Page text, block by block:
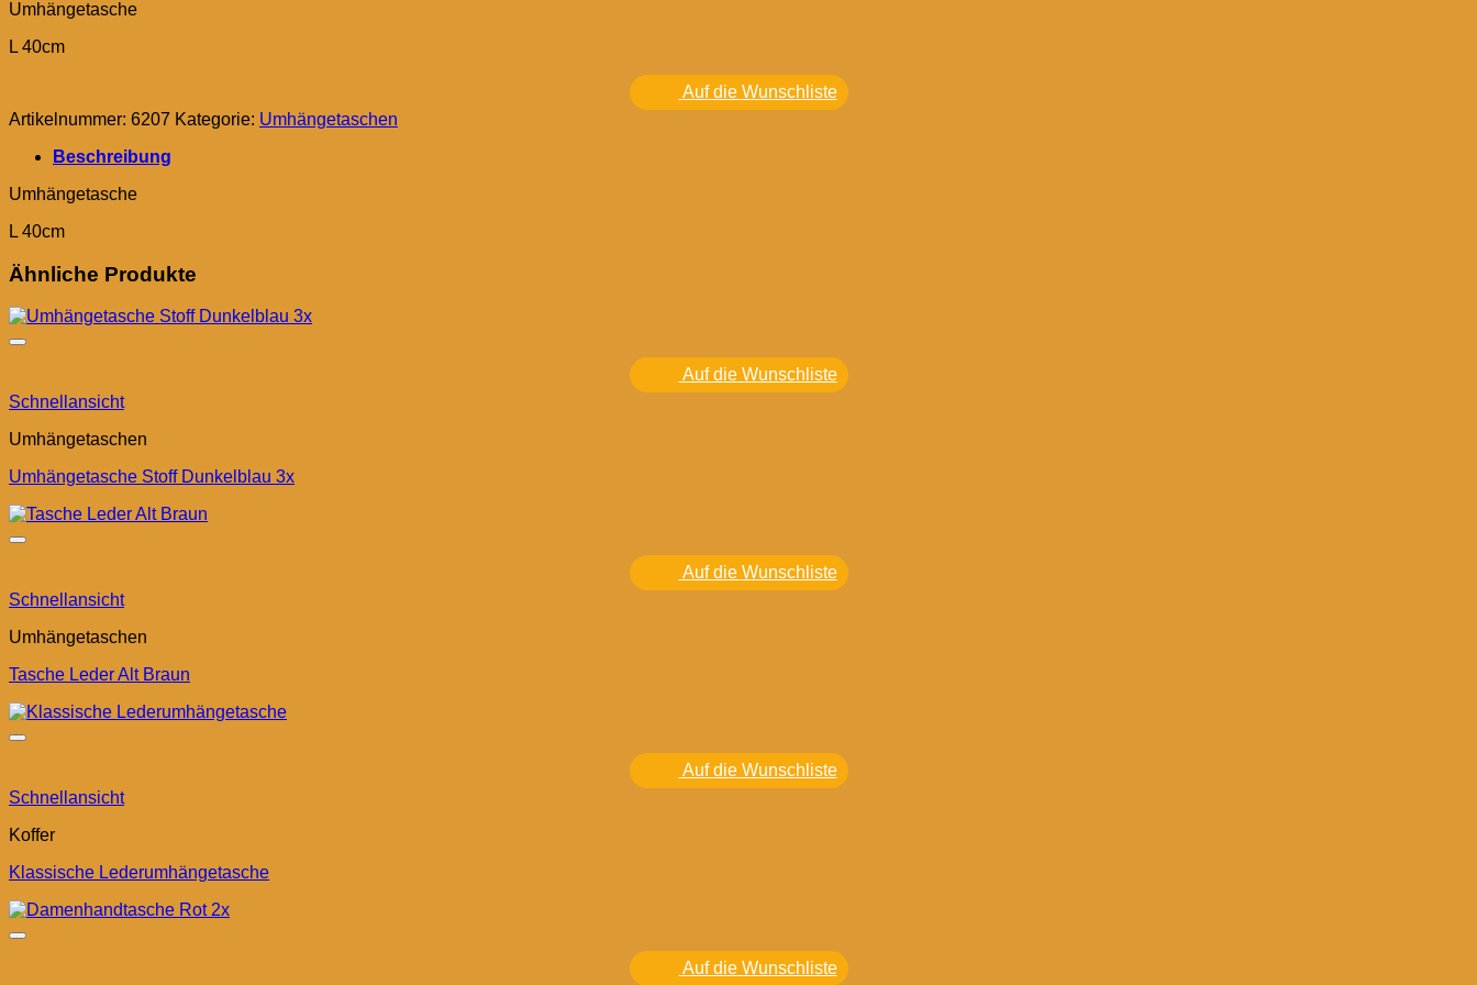
Umhängetasche
L 40cm
Auf die Wunschliste
Artikelnummer: 6207 Kategorie: Umhängetaschen
Beschreibung
Umhängetasche
L 40cm
Ähnliche Produkte
Auf die Wunschliste
Schnellansicht
Umhängetaschen
Umhängetasche Stoff Dunkelblau 3x
Auf die Wunschliste
Schnellansicht
Umhängetaschen
Tasche Leder Alt Braun
Auf die Wunschliste
Schnellansicht
Koffer
Klassische Lederumhängetasche
Auf die Wunschliste